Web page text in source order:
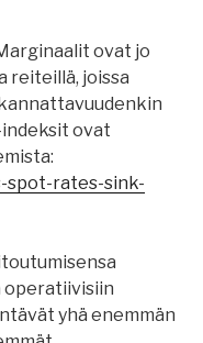
ovat jo
reiteillä, joissa
ovat
spot-rates-sink-
operatiivisiin
yhä enemmän